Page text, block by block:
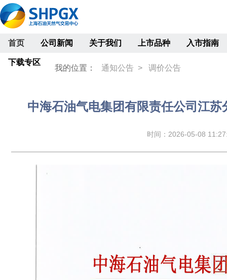
首页 公司新闻 关于我们 上市品种 入市指南
下载专区
我的位置： 通知公告 > 调价公告
中海石油气电集团有限责任公司江
时间：2026-05-08